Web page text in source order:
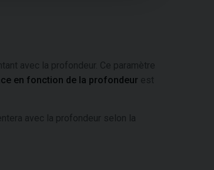
avec la profondeur. Ce paramètre
en fonction de la profondeur est
avec la profondeur selon la